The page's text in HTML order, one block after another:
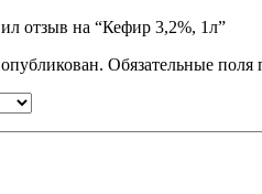
отзыв на “Кефир 3,2%, 1л”
Обязательные поля